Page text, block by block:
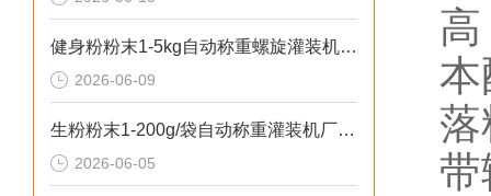
健身粉粉末1-5kg自动称重螺旋灌装机操作安全
2026-06-09
生粉粉末1-200g/袋自动称重灌装机厂家推荐
2026-06-05
本